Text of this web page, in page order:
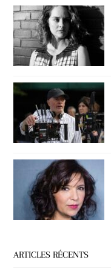
ARTICLES RÉCENTS